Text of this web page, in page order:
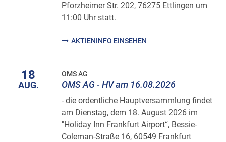
Pforzheimer Str. 202, 76275 Ettlingen um
11:00 Uhr statt.
AKTIENINFO EINSEHEN
18
AUG.
OMS AG
OMS AG - HV am 16.08.2026
- die ordentliche Hauptversammlung findet
am Dienstag, dem 18. August 2026 im
"Holiday Inn Frankfurt Airport“, Bessie-
Coleman-Straße 16, 60549 Frankfurt